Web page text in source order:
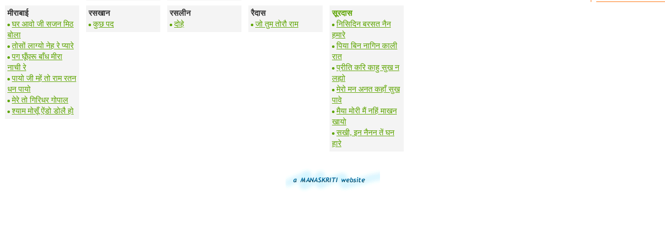
मीराबाई
घर आवो जी सजन मिठ
बोला
तोसों लाग्यो नेह रे प्यारे
पग घूँघरू बाँध मीरा
नाची रे
पायो जी म्हें तो राम रतन
धन पायो
मेरे तो गिरिधर गोपाल
श्याम मोसूँ ऐंडो डोलै हो
रसखान
कुछ पद
रसलीन
दोहे
रैदास
जो तुम तोरौ राम
सूरदास
निसिदिन बरसत नैन
हमारे
पिया बिन नागिन काली
रात
प्रीति करि काहु सुख न
लह्यो
मेरो मन अनत कहाँ सुख
पावे
मैया मोरी मैं नहिं माखन
खायो
सखी, इन नैनन तें घन
हारे